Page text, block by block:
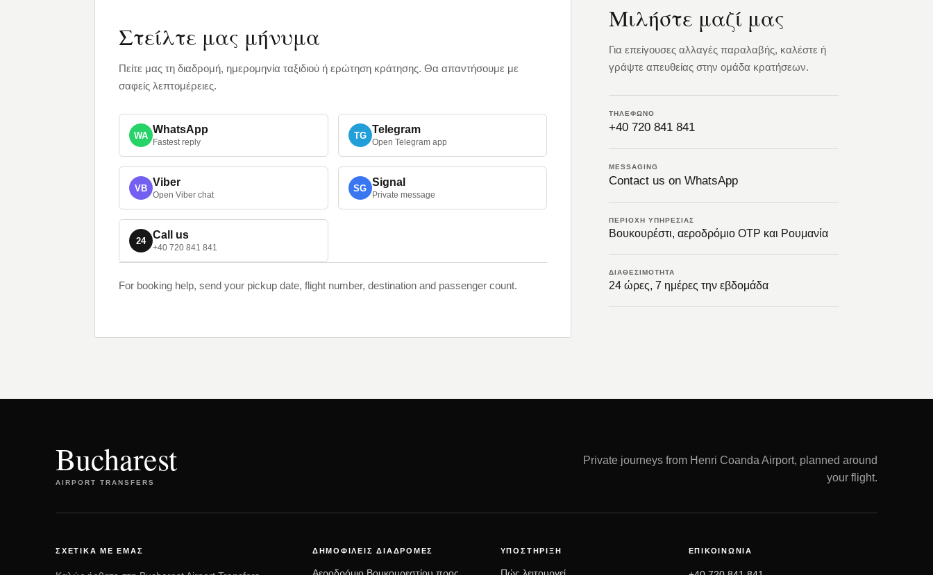
Στείλτε μας μήνυμα
Πείτε μας τη διαδρομή, ημερομηνία ταξιδιού ή ερώτηση κράτησης. Θα απαντήσουμε με
σαφείς λεπτομέρειες.
WA
WhatsApp
Fastest reply
TG
Telegram
Open Telegram app
VB
Viber
Open Viber chat
SG
Signal
Private message
24
Call us
+40 720 841 841
For booking help, send your pickup date, flight number, destination and passenger count.
Μιλήστε μαζί μας
Για επείγουσες αλλαγές παραλαβής, καλέστε ή
γράψτε απευθείας στην ομάδα κρατήσεων.
ΤΗΛΈΦΩΝΟ
+40 720 841 841
MESSAGING
Contact us on WhatsApp
ΠΕΡΙΟΧΉ ΥΠΗΡΕΣΊΑΣ
Βουκουρέστι, αεροδρόμιο OTP και Ρουμανία
ΔΙΑΘΕΣΙΜΌΤΗΤΑ
24 ώρες, 7 ημέρες την εβδομάδα
Bucharest
AIRPORT TRANSFERS
Private journeys from Henri Coanda Airport, planned around
your flight.
ΣΧΕΤΙΚΆ ΜΕ ΕΜΆΣ ΔΗΜΟΦΙΛΕΊΣ ΔΙΑΔΡΟΜΈΣ ΥΠΟΣΤΉΡΙΞΗ ΕΠΙΚΟΙΝΩΝΊΑ